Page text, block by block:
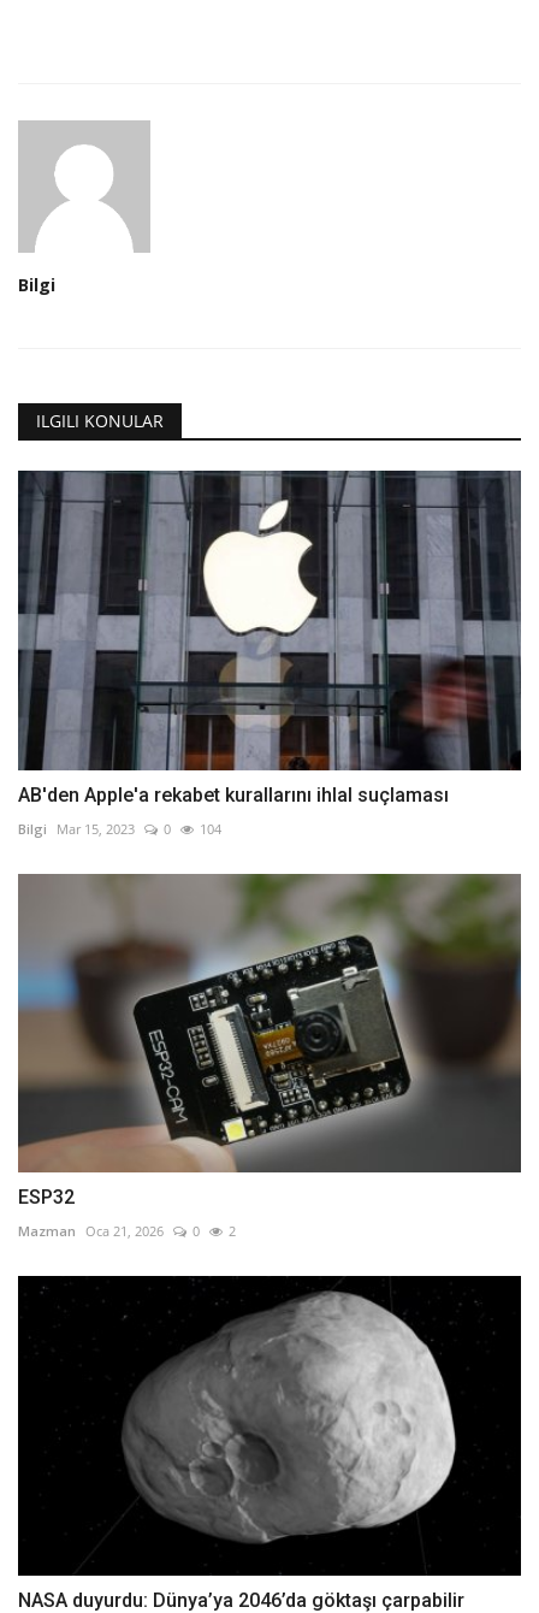
Bilgi
ILGILI KONULAR
AB'den Apple'a rekabet kurallarını ihlal suçlaması
Bilgi Mar 15, 2023 0 104
ESP32
Mazman Oca 21, 2026 0 2
NASA duyurdu: Dünya’ya 2046’da göktaşı çarpabilir